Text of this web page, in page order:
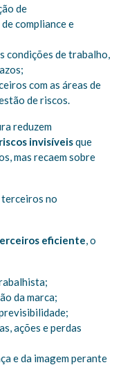
de
compliance e
condições de trabalho,
com as áreas de
de riscos.
reduzem
invisíveisque
mas recaem sobre
no
eficiente, o
da marca;
ações e perdas
e da imagem perante